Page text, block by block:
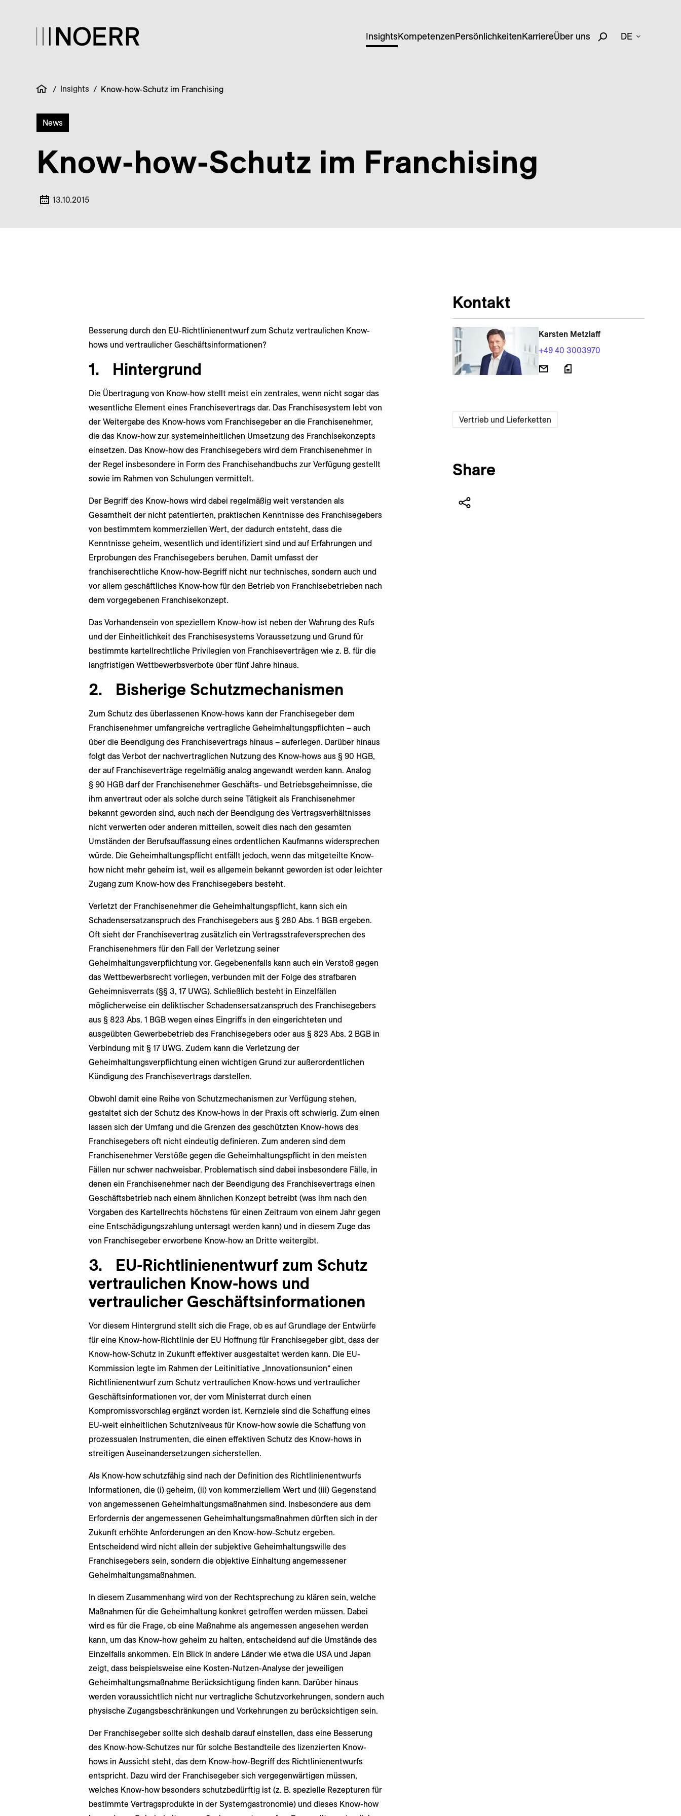
InsightsKompetenzenPersönlichkeitenKarriereÜber uns DE
/ Insights / Know-how-Schutz im Franchising
News
Know-how-Schutz im Franchising
13.10.2015
Besserung durch den EU-Richtlinienentwurf zum Schutz vertraulichen Know-
hows und vertraulicher Geschäftsinformationen?
1. Hintergrund
Die Übertragung von Know-how stellt meist ein zentrales, wenn nicht sogar das
wesentliche Element eines Franchisevertrags dar. Das Franchisesystem lebt von
der Weitergabe des Know-hows vom Franchisegeber an die Franchisenehmer,
die das Know-how zur systemeinheitlichen Umsetzung des Franchisekonzepts
einsetzen. Das Know-how des Franchisegebers wird dem Franchisenehmer in
der Regel insbesondere in Form des Franchisehandbuchs zur Verfügung gestellt
sowie im Rahmen von Schulungen vermittelt.
Der Begriff des Know-hows wird dabei regelmäßig weit verstanden als
Gesamtheit der nicht patentierten, praktischen Kenntnisse des Franchisegebers
von bestimmtem kommerziellen Wert, der dadurch entsteht, dass die
Kenntnisse geheim, wesentlich und identifiziert sind und auf Erfahrungen und
Erprobungen des Franchisegebers beruhen. Damit umfasst der
franchiserechtliche Know-how-Begriff nicht nur technisches, sondern auch und
vor allem geschäftliches Know-how für den Betrieb von Franchisebetrieben nach
dem vorgegebenen Franchisekonzept.
Das Vorhandensein von speziellem Know-how ist neben der Wahrung des Rufs
und der Einheitlichkeit des Franchisesystems Voraussetzung und Grund für
bestimmte kartellrechtliche Privilegien von Franchiseverträgen wie z. B. für die
langfristigen Wettbewerbsverbote über fünf Jahre hinaus.
2. Bisherige Schutzmechanismen
Zum Schutz des überlassenen Know-hows kann der Franchisegeber dem
Franchisenehmer umfangreiche vertragliche Geheimhaltungspflichten – auch
über die Beendigung des Franchisevertrags hinaus – auferlegen. Darüber hinaus
folgt das Verbot der nachvertraglichen Nutzung des Know-hows aus § 90 HGB,
der auf Franchiseverträge regelmäßig analog angewandt werden kann. Analog
§ 90 HGB darf der Franchisenehmer Geschäfts- und Betriebsgeheimnisse, die
ihm anvertraut oder als solche durch seine Tätigkeit als Franchisenehmer
bekannt geworden sind, auch nach der Beendigung des Vertragsverhältnisses
nicht verwerten oder anderen mitteilen, soweit dies nach den gesamten
Umständen der Berufsauffassung eines ordentlichen Kaufmanns widersprechen
würde. Die Geheimhaltungspflicht entfällt jedoch, wenn das mitgeteilte Know-
how nicht mehr geheim ist, weil es allgemein bekannt geworden ist oder leichter
Zugang zum Know-how des Franchisegebers besteht.
Verletzt der Franchisenehmer die Geheimhaltungspflicht, kann sich ein
Schadensersatzanspruch des Franchisegebers aus § 280 Abs. 1 BGB ergeben.
Oft sieht der Franchisevertrag zusätzlich ein Vertragsstrafeversprechen des
Franchisenehmers für den Fall der Verletzung seiner
Geheimhaltungsverpflichtung vor. Gegebenenfalls kann auch ein Verstoß gegen
das Wettbewerbsrecht vorliegen, verbunden mit der Folge des strafbaren
Geheimnisverrats (§§ 3, 17 UWG). Schließlich besteht in Einzelfällen
möglicherweise ein deliktischer Schadensersatzanspruch des Franchisegebers
aus § 823 Abs. 1 BGB wegen eines Eingriffs in den eingerichteten und
ausgeübten Gewerbebetrieb des Franchisegebers oder aus § 823 Abs. 2 BGB in
Verbindung mit § 17 UWG. Zudem kann die Verletzung der
Geheimhaltungsverpflichtung einen wichtigen Grund zur außerordentlichen
Kündigung des Franchisevertrags darstellen.
Obwohl damit eine Reihe von Schutzmechanismen zur Verfügung stehen,
gestaltet sich der Schutz des Know-hows in der Praxis oft schwierig. Zum einen
lassen sich der Umfang und die Grenzen des geschützten Know-hows des
Franchisegebers oft nicht eindeutig definieren. Zum anderen sind dem
Franchisenehmer Verstöße gegen die Geheimhaltungspflicht in den meisten
Fällen nur schwer nachweisbar. Problematisch sind dabei insbesondere Fälle, in
denen ein Franchisenehmer nach der Beendigung des Franchisevertrags einen
Geschäftsbetrieb nach einem ähnlichen Konzept betreibt (was ihm nach den
Vorgaben des Kartellrechts höchstens für einen Zeitraum von einem Jahr gegen
eine Entschädigungszahlung untersagt werden kann) und in diesem Zuge das
von Franchisegeber erworbene Know-how an Dritte weitergibt.
3.
EU-Richtlinienentwurf zum Schutz
vertraulichen Know-hows und
vertraulicher Geschäftsinformationen
Vor diesem Hintergrund stellt sich die Frage, ob es auf Grundlage der Entwürfe
für eine Know-how-Richtlinie der EU Hoffnung für Franchisegeber gibt, dass der
Know-how-Schutz in Zukunft effektiver ausgestaltet werden kann. Die EU-
Kommission legte im Rahmen der Leitinitiative „Innovationsunion“ einen
Richtlinienentwurf zum Schutz vertraulichen Know-hows und vertraulicher
Geschäftsinformationen vor, der vom Ministerrat durch einen
Kompromissvorschlag ergänzt worden ist. Kernziele sind die Schaffung eines
EU-weit einheitlichen Schutzniveaus für Know-how sowie die Schaffung von
prozessualen Instrumenten, die einen effektiven Schutz des Know-hows in
streitigen Auseinandersetzungen sicherstellen.
Als Know-how schutzfähig sind nach der Definition des Richtlinienentwurfs
Informationen, die (i) geheim, (ii) von kommerziellem Wert und (iii) Gegenstand
von angemessenen Geheimhaltungsmaßnahmen sind. Insbesondere aus dem
Erfordernis der angemessenen Geheimhaltungsmaßnahmen dürften sich in der
Zukunft erhöhte Anforderungen an den Know-how-Schutz ergeben.
Entscheidend wird nicht allein der subjektive Geheimhaltungswille des
Franchisegebers sein, sondern die objektive Einhaltung angemessener
Geheimhaltungsmaßnahmen.
In diesem Zusammenhang wird von der Rechtsprechung zu klären sein, welche
Maßnahmen für die Geheimhaltung konkret getroffen werden müssen. Dabei
wird es für die Frage, ob eine Maßnahme als angemessen angesehen werden
kann, um das Know-how geheim zu halten, entscheidend auf die Umstände des
Einzelfalls ankommen. Ein Blick in andere Länder wie etwa die USA und Japan
zeigt, dass beispielsweise eine Kosten-Nutzen-Analyse der jeweiligen
Geheimhaltungsmaßnahme Berücksichtigung finden kann. Darüber hinaus
werden voraussichtlich nicht nur vertragliche Schutzvorkehrungen, sondern auch
physische Zugangsbeschränkungen und Vorkehrungen zu berücksichtigen sein.
Der Franchisegeber sollte sich deshalb darauf einstellen, dass eine Besserung
des Know-how-Schutzes nur für solche Bestandteile des lizenzierten Know-
hows in Aussicht steht, das dem Know-how-Begriff des Richtlinienentwurfs
entspricht. Dazu wird der Franchisegeber sich vergegenwärtigen müssen,
welches Know-how besonders schutzbedürftig ist (z. B. spezielle Rezepturen für
bestimmte Vertragsprodukte in der Systemgastronomie) und dieses Know-how
Kontakt
Karsten Metzlaff
+49 40 3003970
Vertrieb und Lieferketten
Share